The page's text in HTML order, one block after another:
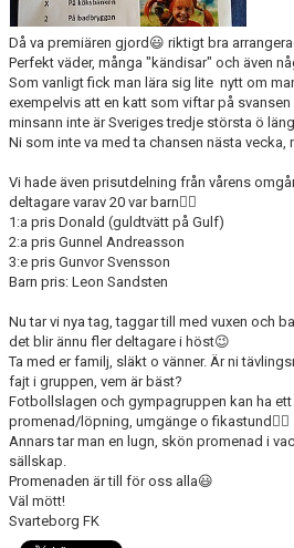
VÅRA MATCHER
KONSTGRÄS
SPONSORHUSET
GRÄSROTEN
Då va premiären gjord😃 riktigt bra
Perfekt väder, många "kändisar" och även
Som vanligt fick man lära sig lite nytt om
exempelvis att en katt som viftar på
minsann inte är Sveriges tredje största ö
Ni som inte va med ta chansen nästa vecka,
Vi hade även prisutdelning från vårens
deltagare varav 20 var barn👍🏻
1:a pris Donald (guldtvätt på Gulf)
2:a pris Gunnel Andreasson
3:e pris Gunvor Svensson
Barn pris: Leon Sandsten
Nu tar vi nya tag, taggar till med vuxen och
det blir ännu fler deltagare i höst😉
Ta med er familj, släkt o vänner. Är ni
fajt i gruppen, vem är bäst?
Fotbollslagen och gympagruppen kan ha
promenad/löpning, umgänge o fikastund👍🏻
Annars tar man en lugn, skön promenad i
sällskap.
Promenaden är till för oss alla😃
Väl mött!
Svarteborg FK